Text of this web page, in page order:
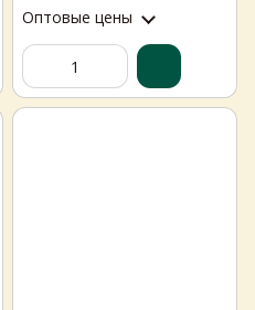
Оптовые цены